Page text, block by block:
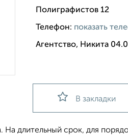
Полиграфистов 12
Телефон: показать
Агентство, Никита
В закладки
На длительный срок, для